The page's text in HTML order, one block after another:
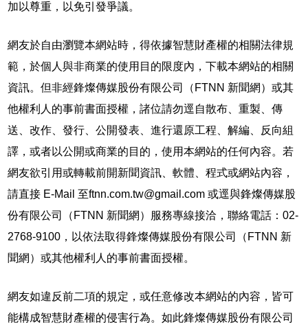
加以尊重，以免引發爭議。
網友於自由瀏覽本網站時，得依據智慧財產權的相關法律規
範，於個人與非商業的使用目的限度內，下載本網站的相關
資訊。但非經鋒燦傳媒股份有限公司（FTNN 新聞網）或其
他權利人的事前書面授權，諸位請勿逕自散布、重製、傳
送、改作、發行、公開發表、進行還原工程、解編、反向組
譯，或者以公開或商業的目的，使用本網站的任何內容。若
網友欲引用或轉載前開新聞資訊、軟體、程式或網站內容，
請直接 E-Mail 至ftnn.com.tw@gmail.com 或逕與鋒燦傳媒股
份有限公司（FTNN 新聞網）服務專線接洽，聯絡電話：02-
2768-9100，以依法取得鋒燦傳媒股份有限公司（FTNN 新
聞網）或其他權利人的事前書面授權。
網友如違反前二項的規定，或任意修改本網站的內容，皆可
能構成智慧財產權的侵害行為。如此鋒燦傳媒股份有限公司